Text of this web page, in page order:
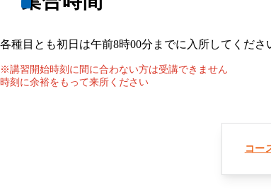
各種目とも初日は午前8時00分までに入所してくださ
※講習開始時刻に間に合わない方は受講できません
時刻に余裕をもって来所ください
コー